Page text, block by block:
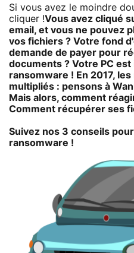
Si vous avez le moindre
cliquer !Vous avez cliqué
email, et vous ne pouvez
vos fichiers ? Votre fond
demande de payer pour
documents ? Votre PC
ransomware ! En 2017,
multipliés : pensons à
Mais alors, comment
Comment récupérer ses
Suivez nos 3 conseils
ransomware !